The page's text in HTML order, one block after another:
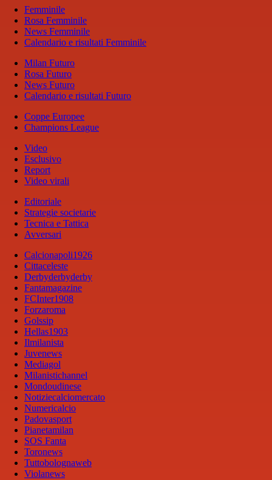
Femminile
Rosa Femminile
News Femminile
Calendario e risultati Femminile
Milan Futuro
Rosa Futuro
News Futuro
Calendario e risultati Futuro
Coppe Europee
Champions League
Video
Esclusivo
Report
Video virali
Editoriale
Strategie societarie
Tecnica e Tattica
Avversari
Calcionapoli1926
Cittaceleste
Derbyderbyderby
Fantamagazine
FCInter1908
Forzaroma
Golssip
Hellas1903
Ilmilanista
Juvenews
Mediagol
Milanistichannel
Mondoudinese
Notiziecalciomercato
Numericalcio
Padovasport
Pianetamilan
SOS Fanta
Toronews
Tuttobolognaweb
Violanews